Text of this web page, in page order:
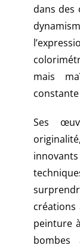
dans des
mais
Ses
créations
peinture